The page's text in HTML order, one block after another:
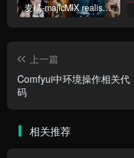
麦橘-majicMlX realistic 麦橘写实V7模型
上一篇
Comfyui中环境操作相关代
码
相关推荐